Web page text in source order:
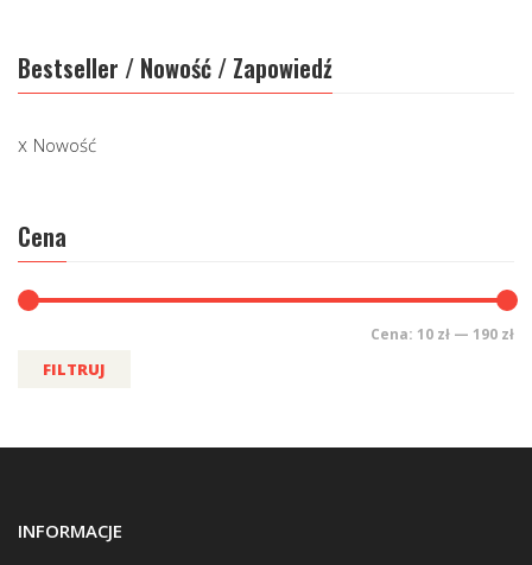
Bestseller / Nowość / Zapowiedź
Nowość
Cena
FILTRUJ
Cena: 10 zł — 190 zł
INFORMACJE